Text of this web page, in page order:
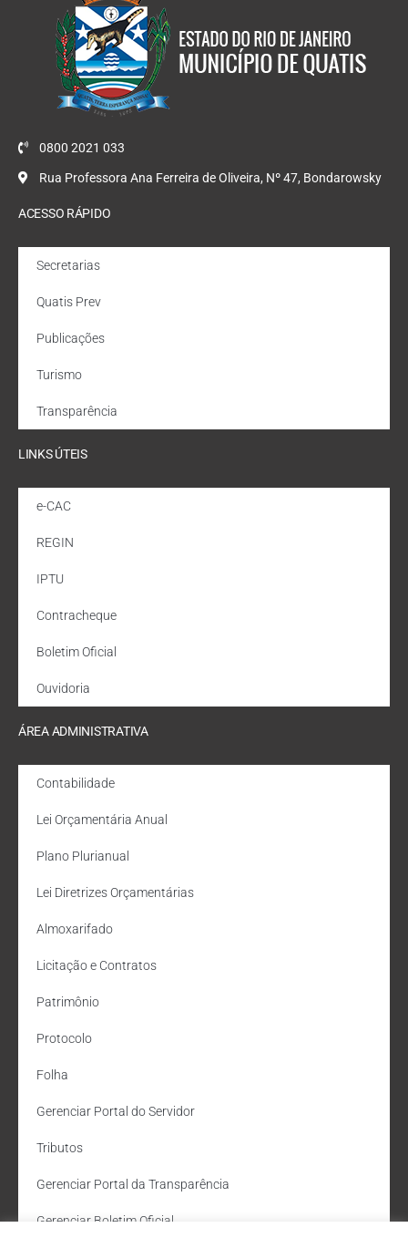
0800 2021 033
Rua Professora Ana Ferreira de Oliveira, Nº 47, Bondarowsky
ACESSO RÁPIDO
Secretarias
Quatis Prev
Publicações
Turismo
Transparência
LINKS ÚTEIS
e-CAC
REGIN
IPTU
Contracheque
Boletim Oficial
Ouvidoria
ÁREA ADMINISTRATIVA
Contabilidade
Lei Orçamentária Anual
Plano Plurianual
Lei Diretrizes Orçamentárias
Almoxarifado
Licitação e Contratos
Patrimônio
Protocolo
Folha
Gerenciar Portal do Servidor
Tributos
Gerenciar Portal da Transparência
Gerenciar Boletim Oficial